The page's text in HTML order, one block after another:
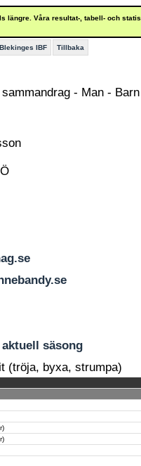
längre. Våra resultat-, tabell- och
IBF Tillbaka
- Man -
säsong
(tröja, byxa, strumpa)